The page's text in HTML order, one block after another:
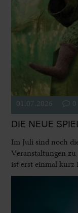
01.07.2026 0
DIE NEUE
Im Juli sind noch
Veranstaltungen
ist erst einmal kurz